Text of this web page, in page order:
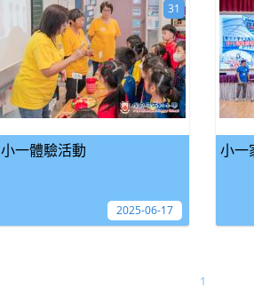
小一體驗活動
31
2025-06-17
小一
1